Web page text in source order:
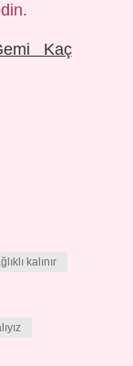
Kaç
kalınır